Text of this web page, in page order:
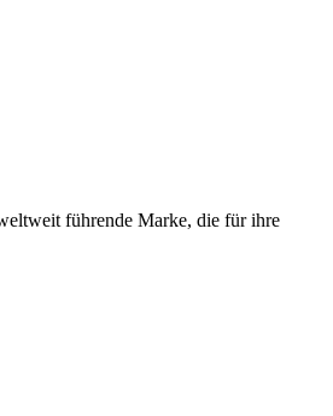
führende Marke, die für ihre